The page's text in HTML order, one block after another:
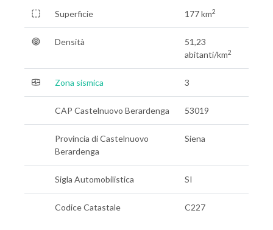
Superficie 177 km2
Densità
51,23
abitanti/km2
Zona sismica 3
CAP Castelnuovo Berardenga 53019
Provincia di Castelnuovo
Berardenga
Siena
Sigla Automobilistica SI
Codice Catastale C227